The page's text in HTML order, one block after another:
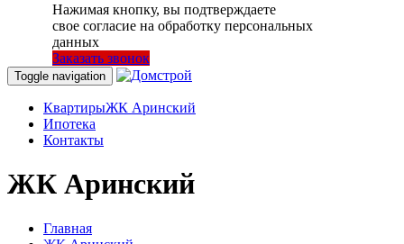
Нажимая кнопку, вы подтверждаете
свое согласие на обработку персональных
данных
Заказать звонок
Toggle navigation
КвартирыЖК Аринский
Ипотека
Контакты
ЖК Аринский
Главная